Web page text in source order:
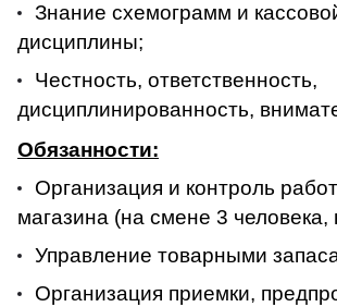
Знание схемограмм и
дисциплины;
Честность, ответственность,
дисциплинированность,
Обязанности:
Организация и контроль
магазина (на смене 3 человека,
Управление товарными
Организация приемки,